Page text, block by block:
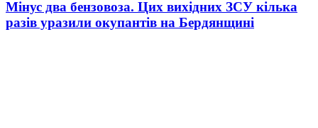
Мінус два бензовоза. Цих вихідних ЗСУ кілька
разів уразили окупантів на Бердянщині